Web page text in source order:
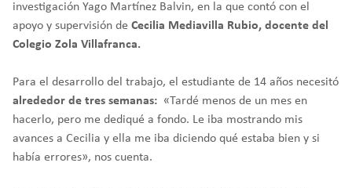
investigación Yago Martínez Balvin, en la que contó con el
apoyo y supervisión de Cecilia Mediavilla Rubio, docente del
Colegio Zola Villafranca.
Para el desarrollo del trabajo, el estudiante de 14 años necesitó
alrededor de tres semanas: «Tardé menos de un mes en
hacerlo, pero me dediqué a fondo. Le iba mostrando mis
avances a Cecilia y ella me iba diciendo qué estaba bien y si
había errores», nos cuenta.